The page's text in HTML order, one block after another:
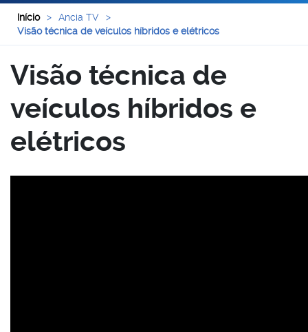
Início > Ancia TV
>
Visão técnica de veículos híbridos e elétricos
Visão técnica de
veículos híbridos e
elétricos